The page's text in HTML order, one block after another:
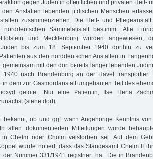
gegen Juden in öffentlichen und privaten Heil-
Anstalten lebenden jüdischen Menschen
zusammenziehen. Die Heil- und
norddeutschen Sammelanstalt bestimmt. Alle
Holstein und Mecklenburg wurden angewiesen,
bis zum 18. September 1940 dorthin zu
aus den norddeutschen Anstalten in
gemeinsam mit den dort bereits länger lebenden
1940 nach Brandenburg an der Havel
in dem zur Gasmordanstalt umgebauten Teil des
getötet. Nur eine Patientin, Ilse Herta
(siehe dort).
bekannt, ob und ggf. wann Angehörige Kenntnis
allen dokumentierten Mitteilungen wurde
in Chelm oder Cholm verstorben sei. Auf dem
wurde notiert, dass das Standesamt Chelm II
der Nummer 331/1941 registriert hat. Die in